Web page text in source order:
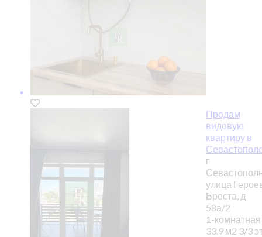
Продам
видовую
квартиру в
г
улица
Бреста, д
58а/2
1-комнатная
33.9 м2 3/3